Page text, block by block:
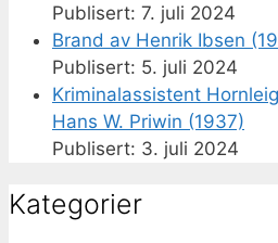
7. juli 2024
Brand av Henrik Ibsen
5. juli 2024
Kriminalassistent
Hans W. Priwin (1937)
3. juli 2024
Kategorier